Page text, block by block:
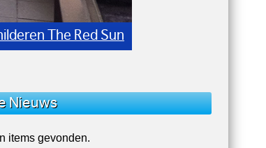
en Plafonds
Nieuws
items gevonden.